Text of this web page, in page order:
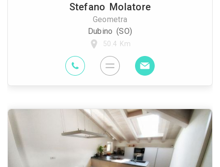
Stefano Molatore
Geometra
Dubino (SO)
50.4 Km